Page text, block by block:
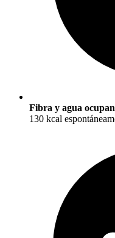
Fibra y agua
130 kcal